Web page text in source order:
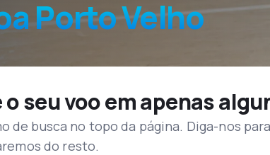
Porto Velho
o seu voo em apenas
de busca no topo da página. Diga-nos
do resto.